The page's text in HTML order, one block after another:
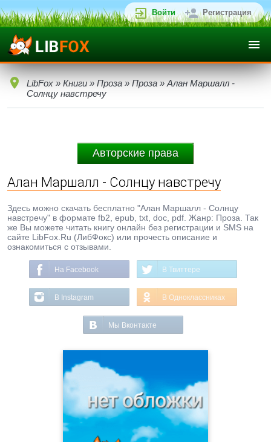
Войти Регистрация
LibFox » Книги » Проза » Проза » Алан Маршалл -
Солнцу навстречу
Авторские права
Алан Маршалл - Солнцу навстречу
Здесь можно скачать бесплатно "Алан Маршалл - Солнцу
навстречу" в формате fb2, epub, txt, doc, pdf. Жанр: Проза. Так
же Вы можете читать книгу онлайн без регистрации и SMS на
сайте LibFox.Ru (ЛибФокс) или прочесть описание и
ознакомиться с отзывами.
На Facebook В Твиттере
В Instagram В Одноклассниках
Мы Вконтакте